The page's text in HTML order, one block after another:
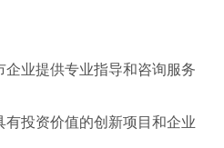
企业提供专业指导和咨询服务
有投资价值的创新项目和企业